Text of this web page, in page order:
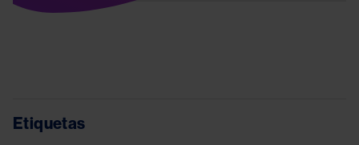
Etiquetas